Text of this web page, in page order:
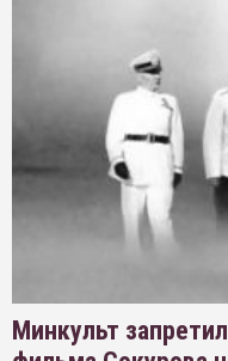
Минкульт